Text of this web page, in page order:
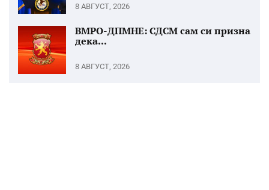
8 АВГУСТ, 2026
ВМРО-ДПМНЕ: СДСМ сам си призна
дека...
8 АВГУСТ, 2026